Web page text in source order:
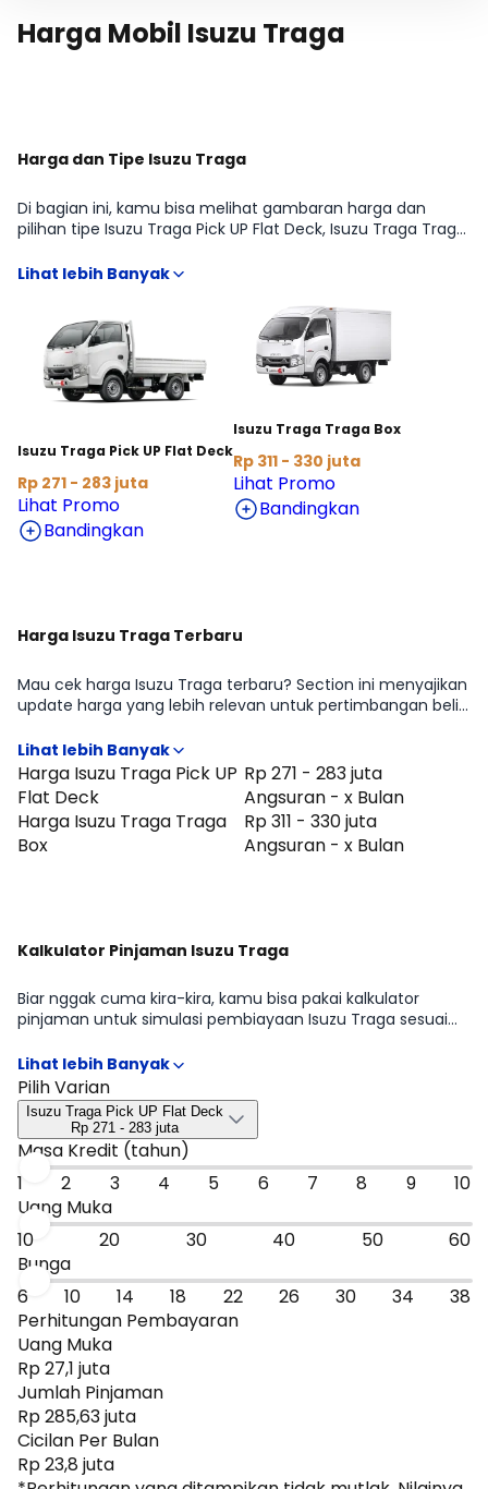
Harga Mobil Isuzu Traga
Harga dan Tipe Isuzu Traga
Di bagian ini, kamu bisa melihat gambaran harga dan
pilihan tipe Isuzu Traga Pick UP Flat Deck, Isuzu Traga Traga
fitur, transmisi, dan budget sesuai kebutuhan PICK-UP.
Kami rangkum informasi penting yang biasanya dicari
sebelum beli, mulai dari estimasi harga terbaru hingga
arahan ke detail kredit dan cicilan, supaya kamu bisa
menentukan varian yang paling pas tanpa harus buka
banyak sumber.
Isuzu Traga Pick UP Flat Deck
Rp 271 - 283 juta
Lihat Promo
Bandingkan
Isuzu Traga Traga Box
Rp 311 - 330 juta
Lihat Promo
Bandingkan
Harga Isuzu Traga Terbaru
Mau cek harga Isuzu Traga terbaru? Section ini menyajikan
update harga yang lebih relevan untuk pertimbangan beli
perbedaan harga antar tipe Isuzu Traga Pick UP Flat Deck,
Isuzu Traga Traga Box. Cocok untuk kamu yang ingin cepat
tahu positioning Isuzu Traga di kelasnya sebelum lanjut
membandingkan fitur atau menghitung kemampuan
cicilan.
Harga Isuzu Traga Pick UP
Flat Deck
Rp 271 - 283 juta
Angsuran - x Bulan
Harga Isuzu Traga Traga
Box
Rp 311 - 330 juta
Angsuran - x Bulan
Kalkulator Pinjaman Isuzu Traga
Biar nggak cuma kira-kira, kamu bisa pakai kalkulator
pinjaman untuk simulasi pembiayaan Isuzu Traga sesuai
per bulan. Hasilnya bisa jadi patokan cepat untuk
menyaring tipe Isuzu Traga Pick UP Flat Deck, Isuzu Traga
Traga Box yang paling masuk budget, sebelum kamu lanjut
ke promo atau bandingkan dengan mobil sejenis.
Pilih Varian
Isuzu Traga Pick UP Flat Deck
Rp 271 - 283 juta
Masa Kredit (tahun)
1
2 3 4 5 6 7 8 9
10
Uang Muka
10
20 30 40 50
60
Bunga
6
10 14 18 22 26 30 34
38
Perhitungan Pembayaran
Uang Muka
Rp 27,1 juta
Jumlah Pinjaman
Rp 285,63 juta
Cicilan Per Bulan
Rp 23,8 juta